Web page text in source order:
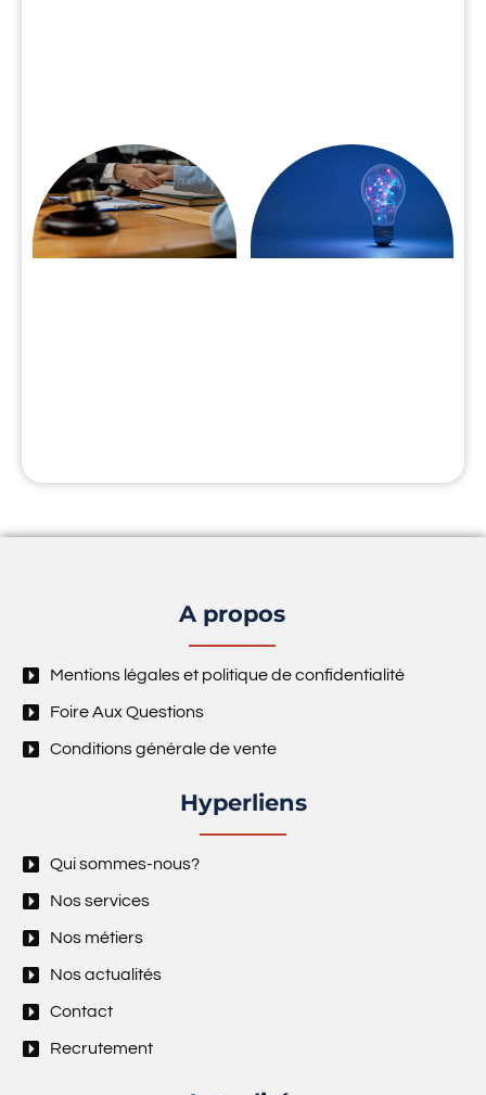
A propos
Mentions légales et politique de confidentialité
Foire Aux Questions
Conditions générale de vente
Hyperliens
Qui sommes-nous?
Nos services
Nos métiers
Nos actualités
Contact
Recrutement